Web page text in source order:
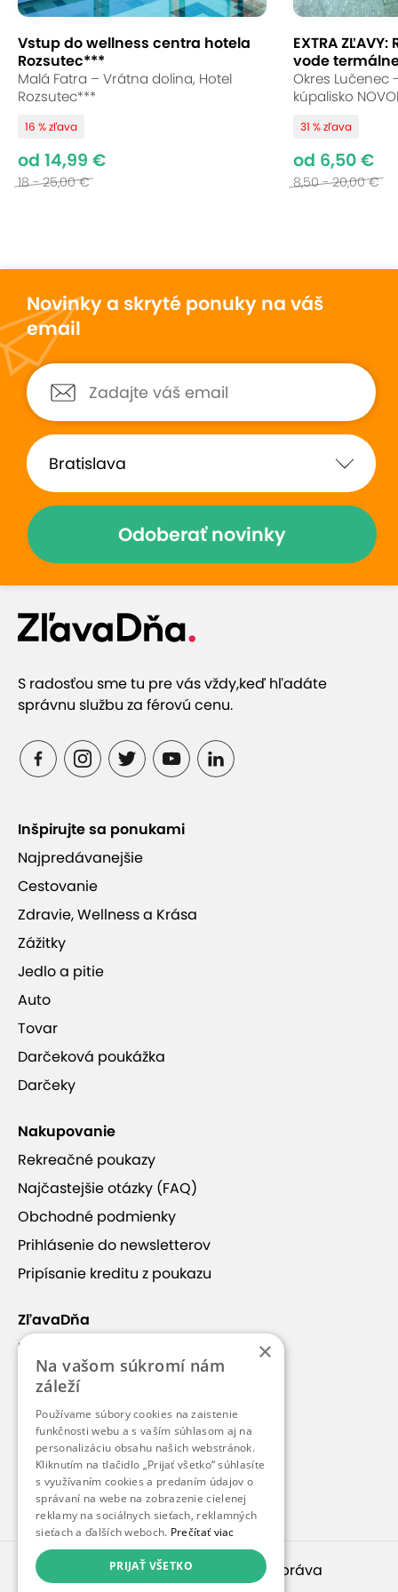
Vstup do wellness centra hotela
Rozsutec***
Malá Fatra – Vrátna dolina, Hotel
Rozsutec***
16 % zľava
od 14,99 €
18 - 25,00 €
EXTRA
vode
Okres Lučenec
kúpalisko
31 % zľava
od 6,50 €
8,50 - 20,00 €
Novinky a skryté ponuky na váš
email
Odoberať novinky
S radosťou sme tu pre vás vždy,keď hľadáte
správnu službu za férovú cenu.
Inšpirujte sa ponukami
Najpredávanejšie
Cestovanie
Zdravie, Wellness a Krása
Zážitky
Jedlo a pitie
Auto
Tovar
Darčeková poukážka
Darčeky
Nakupovanie
Rekreačné poukazy
Najčastejšie otázky (FAQ)
Obchodné podmienky
Prihlásenie do newsletterov
Pripísanie kreditu z poukazu
ZľavaDňa
Náš príbeh
Kontakt
Kariéra
Blog
Pre médiá
Pre partnerov
© 2010 – 2026inspirago s. r. o.
. Všetky práva
×
Na vašom súkromí nám
záleží
Používame súbory cookies na zaistenie
funkčnosti webu a s vaším súhlasom aj na
personalizáciu obsahu našich webstránok.
Kliknutím na tlačidlo „Prijať všetko“ súhlasíte
s využívaním cookies a predaním údajov o
správaní na webe na zobrazenie cielenej
reklamy na sociálnych sieťach, reklamných
sieťach a ďalších weboch. Prečítať viac
PRIJAŤ VŠETKO